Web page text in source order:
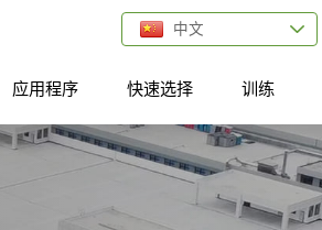
中文
应用程序 快速选择 训练